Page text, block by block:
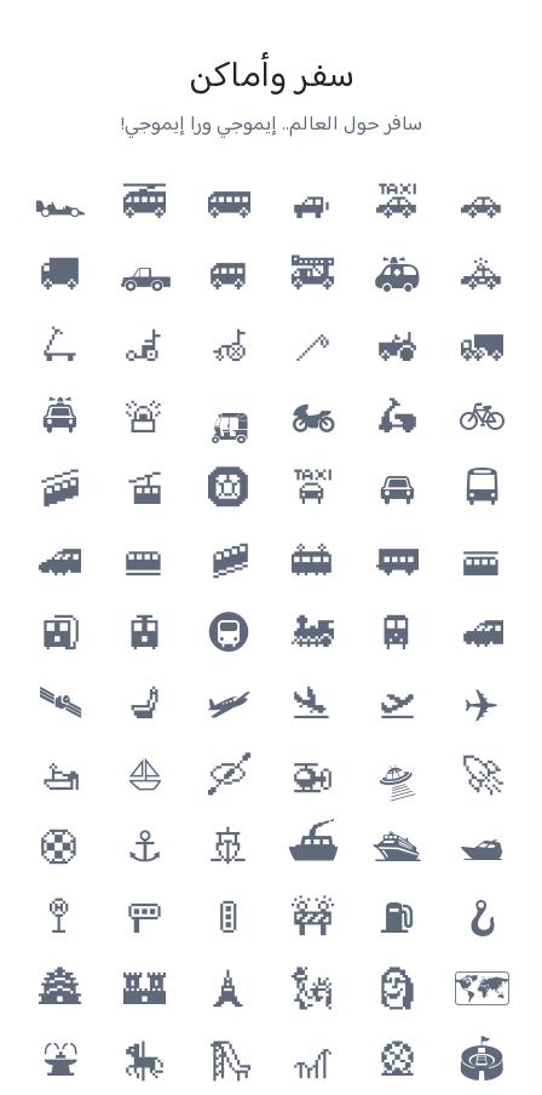
سفر وأماكن
سافر حول العالم.. إيموجي ورا إيموجي!
🚗
🚕
🚙
🚌
🚎
🏎️
🚓
🚑
🚒
🚐
🛻
🚚
🚛
🚜
🦯
🦽
🦼
🛴
🚲
🛵
🏍️
🛺
🚨
🚔
🚍
🚘
🚖
🛞
🚡
🚠
🚟
🚃
🚋
🚞
🚝
🚄
🚅
🚆
🚂
🚇
🚊
🚉
✈️
🛫
🛬
🛩
💺
🛰
🚀
🛸
🚁
🛶
⛵️
🚤
🛥
🛳
⛴
🚢
⚓️
🛟
🪝
⛽️
🚧
🚦
🚥
🚏
🗺
🗿
🗽
🗼
🏰
🏯
🏟
🎡
🎢
🛝
🎠
⛲️